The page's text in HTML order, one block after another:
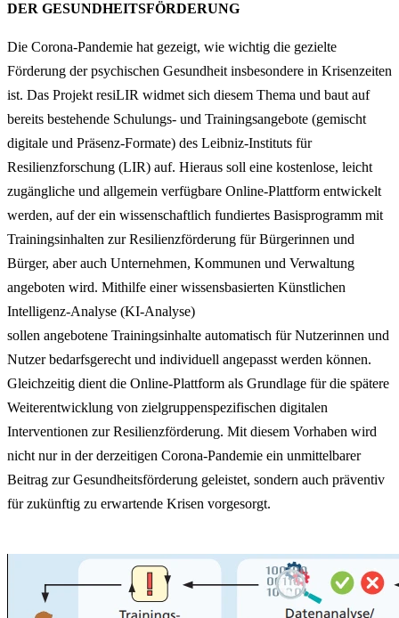
DER GESUNDHEITSFÖRDERUNG
Die Corona-Pandemie hat gezeigt, wie wichtig die gezielte
Förderung der psychischen Gesundheit insbesondere in Krisenzeiten
ist. Das Projekt resiLIR widmet sich diesem Thema und baut auf
bereits bestehende Schulungs- und Trainingsangebote (gemischt
digitale und Präsenz-Formate) des Leibniz-Instituts für
Resilienzforschung (LIR) auf. Hieraus soll eine kostenlose, leicht
zugängliche und allgemein verfügbare Online-Plattform entwickelt
werden, auf der ein wissenschaftlich fundiertes Basisprogramm mit
Trainingsinhalten zur Resilienzförderung für Bürgerinnen und
Bürger, aber auch Unternehmen, Kommunen und Verwaltung
angeboten wird. Mithilfe einer wissensbasierten Künstlichen
Intelligenz-Analyse (KI-Analyse)
sollen angebotene Trainingsinhalte automatisch für Nutzerinnen und
Nutzer bedarfsgerecht und individuell angepasst werden können.
Gleichzeitig dient die Online-Plattform als Grundlage für die spätere
Weiterentwicklung von zielgruppenspezifischen digitalen
Interventionen zur Resilienzförderung. Mit diesem Vorhaben wird
nicht nur in der derzeitigen Corona-Pandemie ein unmittelbarer
Beitrag zur Gesundheitsförderung geleistet, sondern auch präventiv
für zukünftig zu erwartende Krisen vorgesorgt.